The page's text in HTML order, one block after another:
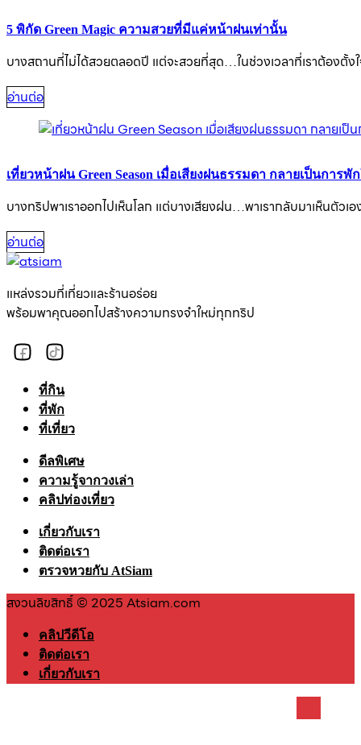
5 พิกัด Green Magic ความสวยที่มีแค่หน้าฝนเท่านั้น
บางสถานที่ไม่ได้สวยตลอดปี แต่จะสวยที่สุด…ในช่วงเวลาที่เราต้องตั้ง
อ่านต่อ
เที่ยวหน้าฝน Green Season เมื่อเสียงฝนธรรมดา กลายเป็นการพั
บางทริปพาเราออกไปเห็นโลก แต่บางเสียงฝน…พาเรากลับมาเห็นตัวเอ
อ่านต่อ
แหล่งรวมที่เที่ยวและร้านอร่อย
พร้อมพาคุณออกไปสร้างความทรงจำใหม่ทุกทริป
ที่กิน
ที่พัก
ที่เที่ยว
ดีลพิเศษ
ความรู้จากวงเล่า
คลิปท่องเที่ยว
เกี่ยวกับเรา
ติดต่อเรา
ตรวจหวยกับ AtSiam
สงวนลิขสิทธิ์ © 2025 Atsiam.com
คลิปวีดีโอ
ติดต่อเรา
เกี่ยวกับเรา